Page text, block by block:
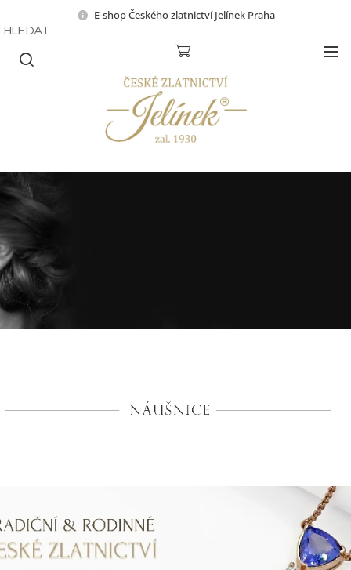
E-shop Českého zlatnictví Jelínek Praha
HLEDAT